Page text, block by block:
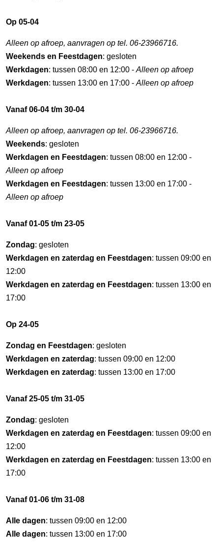
Op 05-04
Alleen op afroep, aanvragen op tel. 06-23966716.
Weekends en Feestdagen: gesloten
Werkdagen: tussen 08:00 en 12:00 - Alleen op afroep
Werkdagen: tussen 13:00 en 17:00 - Alleen op afroep
Vanaf 06-04 t/m 30-04
Alleen op afroep, aanvragen op tel. 06-23966716.
Weekends: gesloten
Werkdagen en Feestdagen: tussen 08:00 en 12:00 -
Alleen op afroep
Werkdagen en Feestdagen: tussen 13:00 en 17:00 -
Alleen op afroep
Vanaf 01-05 t/m 23-05
Zondag: gesloten
Werkdagen en zaterdag en Feestdagen: tussen 09:00 en
12:00
Werkdagen en zaterdag en Feestdagen: tussen 13:00 en
17:00
Op 24-05
Zondag en Feestdagen: gesloten
Werkdagen en zaterdag: tussen 09:00 en 12:00
Werkdagen en zaterdag: tussen 13:00 en 17:00
Vanaf 25-05 t/m 31-05
Zondag: gesloten
Werkdagen en zaterdag en Feestdagen: tussen 09:00 en
12:00
Werkdagen en zaterdag en Feestdagen: tussen 13:00 en
17:00
Vanaf 01-06 t/m 31-08
Alle dagen: tussen 09:00 en 12:00
Alle dagen: tussen 13:00 en 17:00